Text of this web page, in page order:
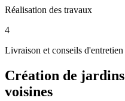
Réalisation des travaux
4
Livraison et conseils d'entretien
Création de jardins
voisines